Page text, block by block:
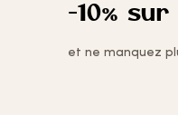
-10%
et ne manquez